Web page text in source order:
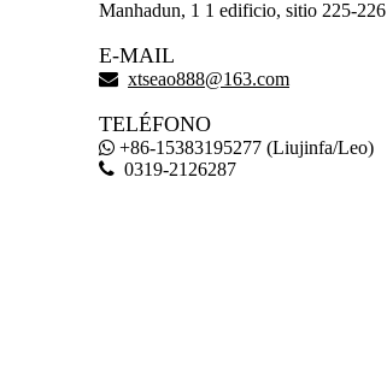
Manhadun, 1 1 edificio, sitio 225-226
E-MAIL
 xtseao888@163.com
TELÉFONO
 +86-15383195277 (Liujinfa/Leo)
 0319-2126287